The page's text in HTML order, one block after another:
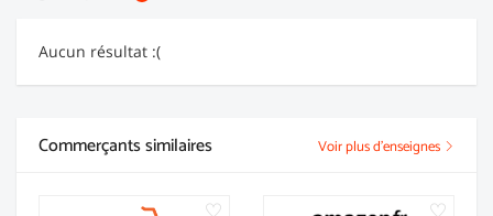
Aucun résultat :(
Commerçants similaires Voir plus d'enseignes